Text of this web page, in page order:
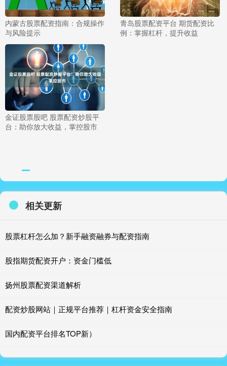
内蒙古股票配资指南：合规操作
与风险提示
青岛股票配资平台 期货配资比
例：掌握杠杆，提升收益
金证股票股吧 股票配资炒股平
台：助你放大收益，掌控股市
相关更新
股票杠杆怎么加？新手融资融券与配资指南
股指期货配资开户：资金门槛低
扬州股票配资渠道解析
配资炒股网站｜正规平台推荐｜杠杆资金安全指南
国内配资平台排名TOP新）